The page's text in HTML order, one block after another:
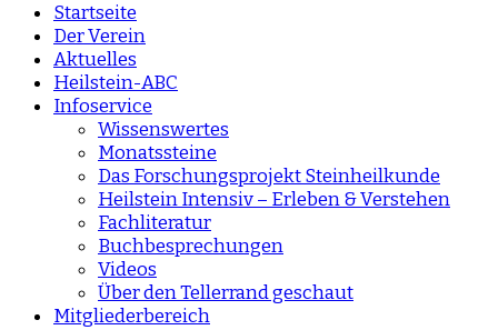
Startseite
Der Verein
Aktuelles
Heilstein-ABC
Infoservice
Wissenswertes
Monatssteine
Das Forschungsprojekt Steinheilkunde
Heilstein Intensiv – Erleben & Verstehen
Fachliteratur
Buchbesprechungen
Videos
Über den Tellerrand geschaut
Mitgliederbereich